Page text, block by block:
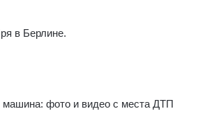
в Берлине.
Про що застерігали античні політики
Як виникла історія армрестлінгу: